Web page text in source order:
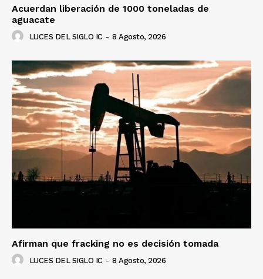
Acuerdan liberación de 1000 toneladas de
aguacate
LUCES DEL SIGLO IC - 8 Agosto, 2026
Afirman que fracking no es decisión tomada
LUCES DEL SIGLO IC - 8 Agosto, 2026